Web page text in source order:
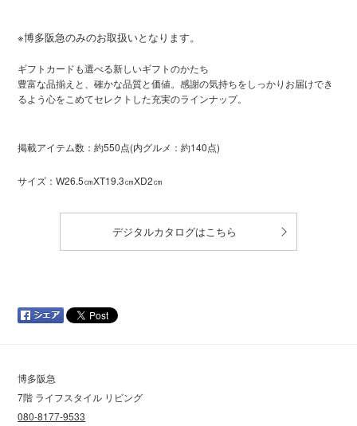
※博多阪急のみのお取扱いとなります。
ギフトカードも選べる新しいギフトのかたち
豊富な品揃えと、確かな品質と価値。感謝の気持ちをしっかりお届けでき
るよう心をこめてセレクトした充実のラインナップ。
掲載アイテム数：約550点(内グルメ：約140点)
サイズ：W26.5㎝XT19.3㎝XD2㎝
デジタルカタログはこちら
博多阪急
7階 ライフスタイル リビング
080-8177-9533